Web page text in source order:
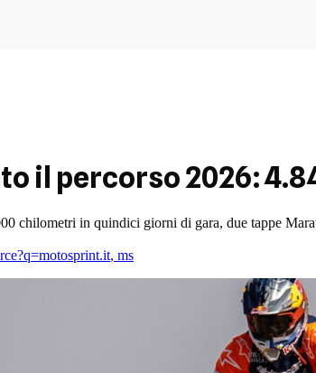
il percorso 2026:
chilometri in quindici giorni di gara, due tappe
, ms